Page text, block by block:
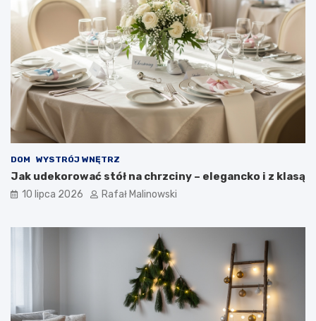
DOM WYSTRÓJ WNĘTRZ
Jak udekorować stół na chrzciny – elegancko i z klasą
10 lipca 2026 Rafał Malinowski